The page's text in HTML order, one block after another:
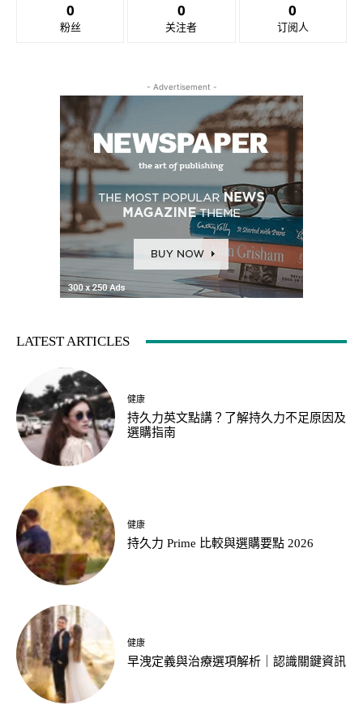
0
粉丝
0
关注者
0
订阅人
- Advertisement -
LATEST ARTICLES
健康
持久力英文點講？了解持久力不足原因及
選購指南
健康
持久力 Prime 比較與選購要點 2026
健康
早洩定義與治療選項解析｜認識關鍵資訊